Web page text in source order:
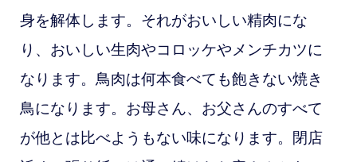
身を解体します。それがおいしい精肉にな
り、おいしい生肉やコロッケやメンチカツに
なります。鳥肉は何本食べても飽きない焼き
鳥になります。お母さん、お父さんのすべて
が他とは比べようもない味になります。閉店